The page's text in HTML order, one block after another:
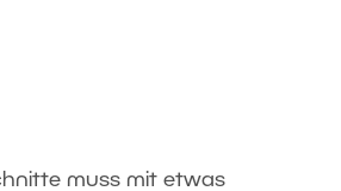
muss mit etwas